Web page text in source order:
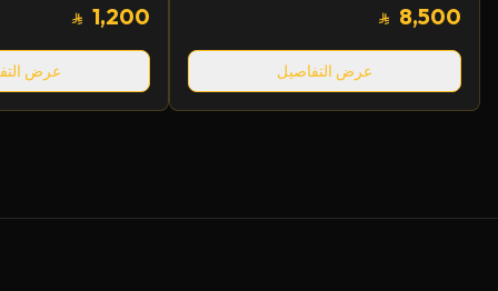
8,500
عرض التفاصيل
1,200
عرض